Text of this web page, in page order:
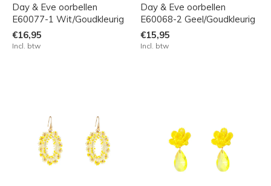
Day & Eve oorbellen
E60077-1 Wit/Goudkleurig
€16,95
Incl. btw
Day & Eve oorbellen
E60068-2 Geel/Goudkleurig
€15,95
Incl. btw